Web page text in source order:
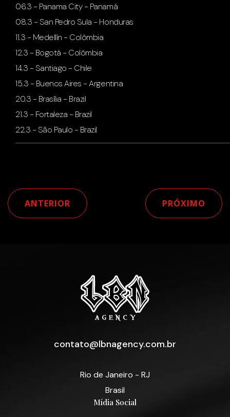
06.3 - Panama City - Panamá
08.3 - San Pedro Sula - Honduras
11.3 - Medellín - Colômbia
12.3 - Bogotá - Colômbia
14.3 - Santiago - Chile
15.3 - Buenos Aires - Argentina
20.3 - Brasília - Brazil
21.3 - Fortaleza - Brazil
22.3 - São Paulo - Brazil
ANTERIOR PRÓXIMO
contato@lbnagency.com.br
Rio de Janeiro - RJ
Brasil
Mídia Social